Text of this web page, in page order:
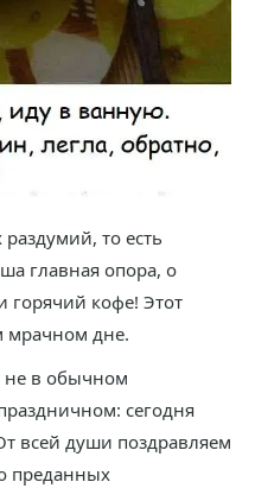
то есть
главная опора, о
горячий кофе! Этот
мрачном дне.
не в обычном
сегодня
всей души поздравляем
преданных